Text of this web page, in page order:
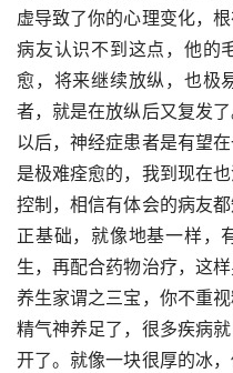
虚导致了你的心理变化，
病友认识不到这点，他的
愈，将来继续放纵，也极
者，就是在放纵后又复发
以后，神经症患者是有望
是极难痊愈的，我到现在
控制，相信有体会的病友
正基础，就像地基一样，
生，再配合药物治疗，这
养生家谓之三宝，你不重
精气神养足了，很多疾病
开了。就像一块很厚的冰